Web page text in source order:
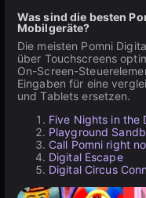
Was sind die besten
Mobilgeräte?
Die meisten Pomni
über Touchscreens
On-Screen-
Eingaben für eine
und Tablets ersetzen.
Five Nights in the
Playground
Call Pomni right
Digital Escape
Digital Circus